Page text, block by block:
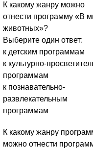
К какому жанру можно
отнести программу «В
животных»?
Выберите один ответ:
к детским программам
к культурно-
программам
к познавательно-
развлекательным
программам
К какому жанру
можно отнести